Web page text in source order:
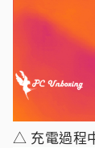
△ 充電過程